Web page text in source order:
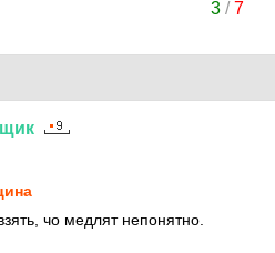
3/7
чо медлят непонятно.